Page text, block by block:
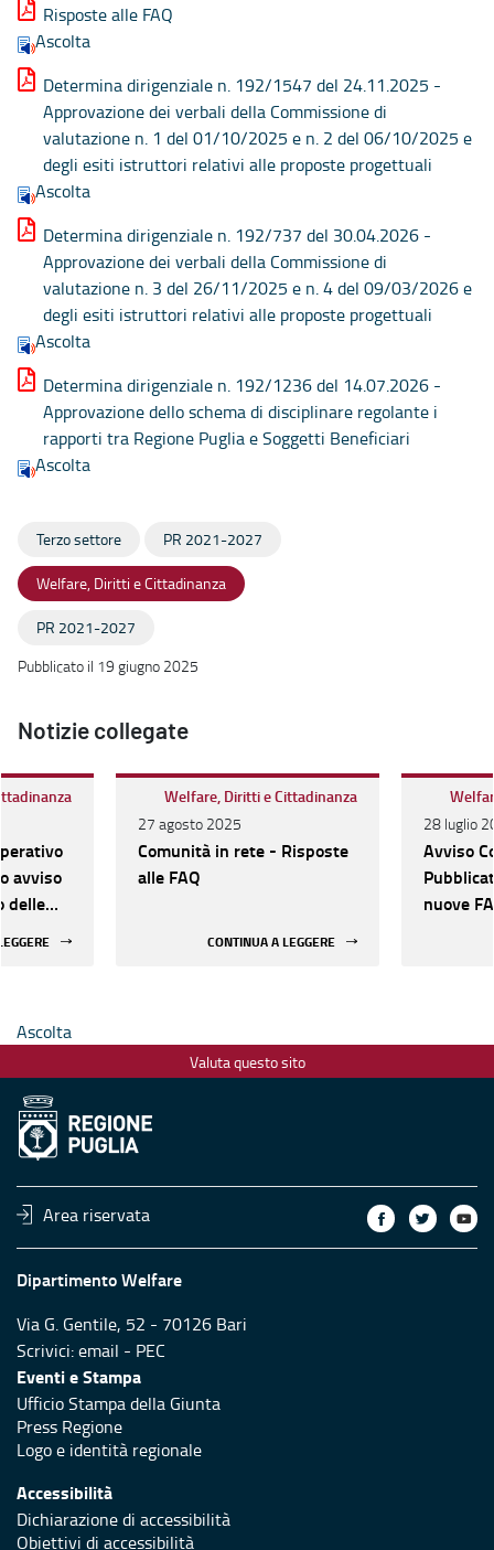
Risposte alle FAQ
Ascolta
Determina dirigenziale n. 192/1547 del 24.11.2025 -
Approvazione dei verbali della Commissione di
valutazione n. 1 del 01/10/2025 e n. 2 del 06/10/2025 e
degli esiti istruttori relativi alle proposte progettuali
Ascolta
Determina dirigenziale n. 192/737 del 30.04.2026 -
Approvazione dei verbali della Commissione di
valutazione n. 3 del 26/11/2025 e n. 4 del 09/03/2026 e
degli esiti istruttori relativi alle proposte progettuali
Ascolta
Determina dirigenziale n. 192/1236 del 14.07.2026 -
Approvazione dello schema di disciplinare regolante i
rapporti tra Regione Puglia e Soggetti Beneficiari
Ascolta
Terzo settore PR 2021-2027
Welfare, Diritti e Cittadinanza
PR 2021-2027
Pubblicato il 19 giugno 2025
Notizie collegate
avviso
delle
Welfare, Diritti e Cittadinanza
27 agosto 2025
Comunità in rete - Risposte
alle FAQ
CONTINUA A LEGGERE
28 luglio
Avviso
nuove
Ascolta
Valuta questo sito
Area riservata
Dipartimento Welfare
Via G. Gentile, 52 - 70126 Bari
Scrivici:email - PEC
Eventi e Stampa
Ufficio Stampa della Giunta
Press Regione
Logo e identità regionale
Accessibilità
Dichiarazione di accessibilità
Obiettivi di accessibilità